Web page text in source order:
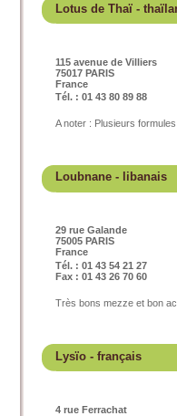
Lotus de Thaï -
115 avenue de Villiers
75017 PARIS
France
Tél. : 01 43 80 89 88
A noter : Plusieurs
Loubnane - libanais
29 rue Galande
75005 PARIS
France
Tél. : 01 43 54 21 27
Fax : 01 43 26 70 60
Très bons mezze et bon
Lysïo - français
4 rue Ferrachat